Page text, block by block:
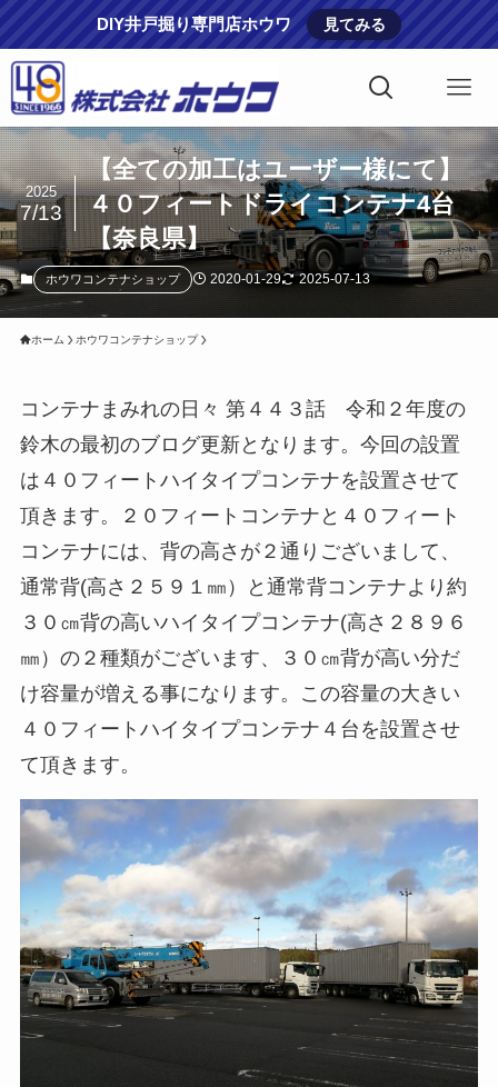
DIY井戸掘り専門店ホウワ 見てみる
【全ての加工はユーザー様にて】
４０フィートドライコンテナ4台
【奈良県】
2025
7/13
ホウワコンテナショップ 2020-01-29 2025-07-13
ホーム ホウワコンテナショップ
コンテナまみれの日々 第４４３話 令和２年度の
鈴木の最初のブログ更新となります。今回の設置
は４０フィートハイタイプコンテナを設置させて
頂きます。２０フィートコンテナと４０フィート
コンテナには、背の高さが２通りございまして、
通常背(高さ２５９１㎜）と通常背コンテナより約
３０㎝背の高いハイタイプコンテナ(高さ２８９６
㎜）の２種類がございます、３０㎝背が高い分だ
け容量が増える事になります。この容量の大きい
４０フィートハイタイプコンテナ４台を設置させ
て頂きます。